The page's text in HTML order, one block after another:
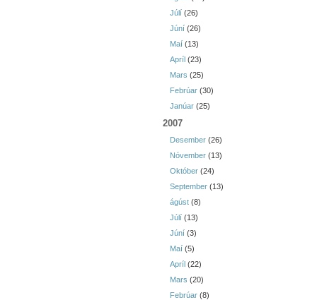
Júlí (26)
Júní (26)
Maí (13)
Apríl (23)
Mars (25)
Febrúar (30)
Janúar (25)
2007
Desember (26)
Nóvember (13)
Október (24)
September (13)
ágúst (8)
Júlí (13)
Júní (3)
Maí (5)
Apríl (22)
Mars (20)
Febrúar (8)